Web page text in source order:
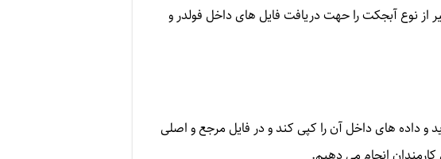
از نوع آبجکت را حهت دریافت فایل های داخل فولدر و
و داده های داخل آن را کپی کند و در فایل مرجع و اصلی